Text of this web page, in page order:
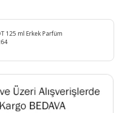
125 ml Erkek Parfüm